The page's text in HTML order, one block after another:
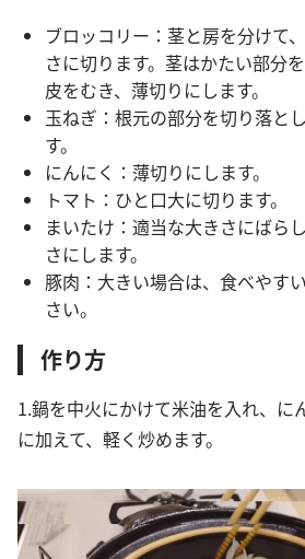
ブロッコリー：茎と房を分けて
さに切ります。茎はかたい部分
皮をむき、薄切りにします。
玉ねぎ：根元の部分を切り落と
す。
にんにく：薄切りにします。
トマト：ひと口大に切ります。
まいたけ：適当な大きさにばら
さにします。
豚肉：大きい場合は、食べやす
さい。
作り方
1.鍋を中火にかけて米油を入れ、に
に加えて、軽く炒めます。